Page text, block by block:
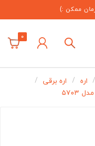
ممکن :)
0
اره
اره برقی